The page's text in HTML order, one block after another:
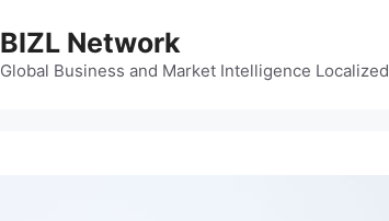
BIZL Network
Global Business and Market Intelligence Localized